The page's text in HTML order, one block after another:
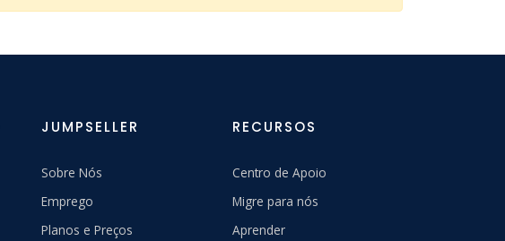
JUMPSELLER
Sobre Nós
Emprego
Planos e Preços
RECURSOS
Centro de Apoio
Migre para nós
Aprender